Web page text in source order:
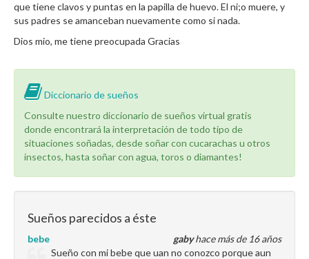
que tiene clavos y puntas en la papilla de huevo. El ni;o muere, y
sus padres se amanceban nuevamente como si nada.
Dios mio, me tiene preocupada Gracias
Diccionario de sueños
Consulte nuestro diccionario de sueños virtual gratis
donde encontrará la interpretación de todo tipo de
situaciones soñadas, desde soñar con cucarachas u otros
insectos, hasta soñar con agua, toros o diamantes!
Sueños parecidos a éste
gabyhace más de 16 años
bebe
Sueño con mi bebe que uan no conozco porque aun